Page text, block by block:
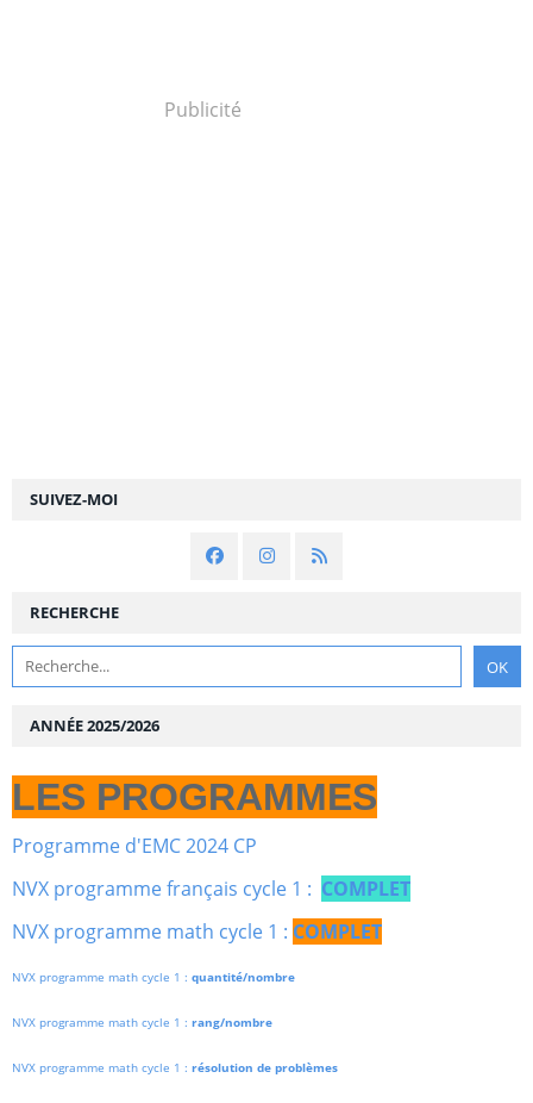
SUIVEZ-MOI
RECHERCHE
Publicité
ANNÉE 2025/2026
LES PROGRAMMES
Programme d'EMC 2024 CP
NVX programme français cycle 1 : COMPLET
NVX programme math cycle 1 : COMPLET
NVX programme math cycle 1 : quantité/nombre
NVX programme math cycle 1 : rang/nombre
NVX programme math cycle 1 : résolution de problèmes